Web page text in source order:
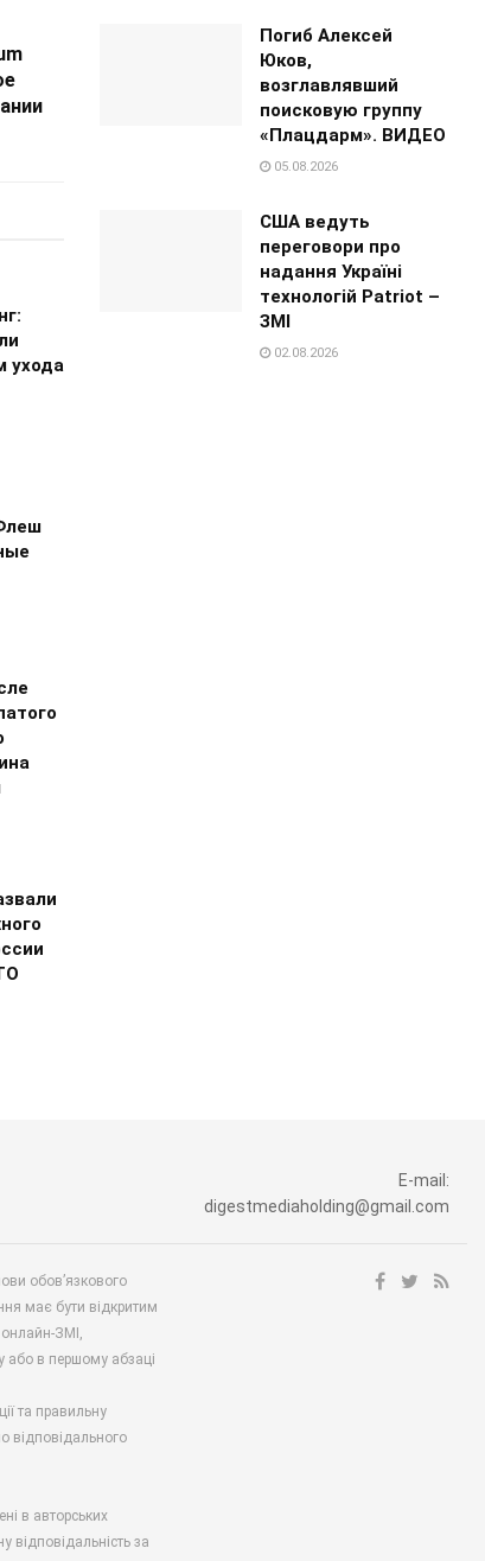
ухода
Погиб Алексей
Юков,
возглавлявший
поисковую группу
«Плацдарм». ВИДЕО
05.08.2026
США ведуть
переговори про
надання Україні
технологій Patriot –
ЗМІ
02.08.2026
E-mail:
digestmediaholding@gmail.com
обов’язкового
має бути відкритим
ЗМІ,
або в першому абзаці
та правильну
відповідального
в авторських
відповідальність за